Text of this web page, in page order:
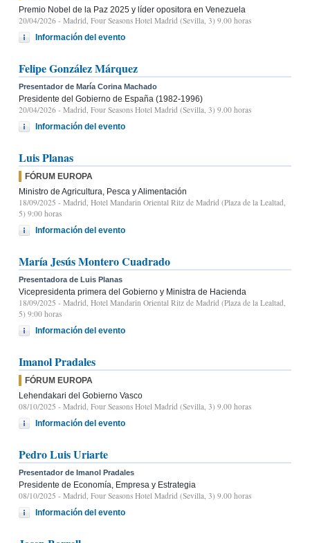
Premio Nobel de la Paz 2025 y líder opositora en Venezuela
20/04/2026 - Madrid, Four Seasons Hotel Madrid (Sevilla, 3) 9.00 horas
Información del evento
Felipe González Márquez
Presentador de María Corina Machado
Presidente del Gobierno de España (1982-1996)
20/04/2026 - Madrid, Four Seasons Hotel Madrid (Sevilla, 3) 9.00 horas
Información del evento
Luis Planas
FÓRUM EUROPA
Ministro de Agricultura, Pesca y Alimentación
18/09/2025 - Madrid, Hotel Mandarin Oriental Ritz de Madrid (Plaza de la Lealtad,
5) 9:00 horas
Información del evento
María Jesús Montero Cuadrado
Presentadora de Luis Planas
Vicepresidenta primera del Gobierno y Ministra de Hacienda
18/09/2025 - Madrid, Hotel Mandarin Oriental Ritz de Madrid (Plaza de la Lealtad,
5) 9:00 horas
Información del evento
Imanol Pradales
FÓRUM EUROPA
Lehendakari del Gobierno Vasco
08/10/2025 - Madrid, Four Seasons Hotel Madrid (Sevilla, 3) 9.00 horas
Información del evento
Pedro Luis Uriarte
Presentador de Imanol Pradales
Presidente de Economía, Empresa y Estrategia
08/10/2025 - Madrid, Four Seasons Hotel Madrid (Sevilla, 3) 9.00 horas
Información del evento